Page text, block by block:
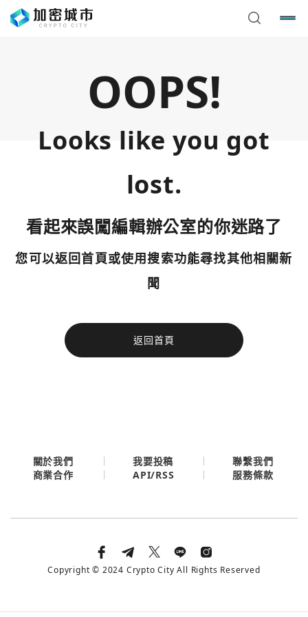
OOPS!
Looks like you got
lost.
看起來誤闖編輯辦公室的你迷路了
您可以返回首頁或使用搜索功能尋找其他相關新
聞
返回首頁
今日熱門
使用以下帳號繼續
您已閒置5分鐘，請點擊關閉按鈕或空白處，即可回到加密
今日熱門
關於我們 我要投稿
聯繫我們
商業合作
API/RSS 服務條款
Copyright © 2024 Crypto City All Rights Reserved